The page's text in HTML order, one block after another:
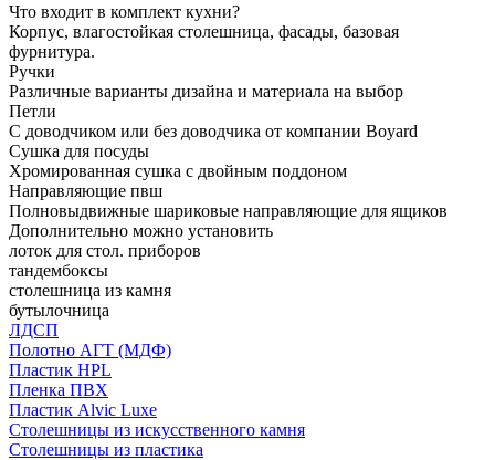
Что входит в комплект кухни?
Корпус, влагостойкая столешница, фасады, базовая
фурнитура.
Ручки
Различные варианты дизайна и материала на выбор
Петли
С доводчиком или без доводчика от компании Boyard
Сушка для посуды
Хромированная сушка с двойным поддоном
Направляющие пвш
Полновыдвижные шариковые направляющие для ящиков
Дополнительно можно установить
лоток для стол. приборов
тандембоксы
столешница из камня
бутылочница
ЛДСП
Полотно АГТ (МДФ)
Пластик HPL
Пленка ПВХ
Пластик Alvic Luxe
Столешницы из искусственного камня
Столешницы из пластика